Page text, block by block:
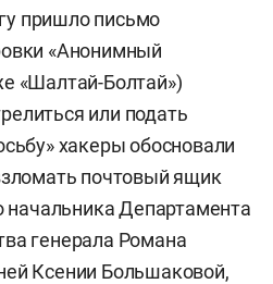
пришло письмо
«Анонимный
«Шалтай-Болтай»)
или подать
хакеры обосновали
почтовый ящик
Департамента
генерала Романа
Ксении Большаковой,